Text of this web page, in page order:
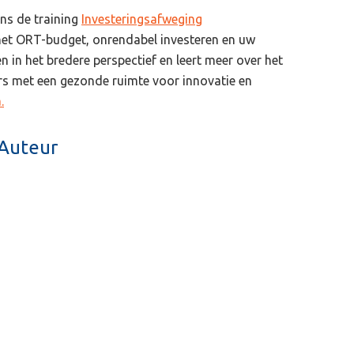
de training Investeringsafweging
ORT-budget, onrendabel investeren en uw
in het bredere perspectief en leert meer over het
met een gezonde ruimte voor innovatie en